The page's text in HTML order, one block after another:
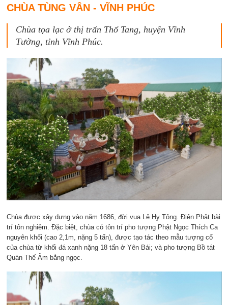
CHÙA TÙNG VÂN - VĨNH PHÚC
Chùa tọa lạc ở thị trấn Thổ Tang, huyện Vĩnh
Tường, tỉnh Vĩnh Phúc.
Chùa được xây dựng vào năm 1686, đời vua Lê Hy Tông. Điện Phật bài
trí tôn nghiêm. Đặc biệt, chùa có tôn trí pho tượng Phật Ngọc Thích Ca
nguyên khối (cao 2,1m, nặng 5 tấn), được tạo tác theo mẫu tượng cổ
của chùa từ khối đá xanh nặng 18 tấn ở Yên Bái; và pho tượng Bồ tát
Quán Thế Âm bằng ngọc.